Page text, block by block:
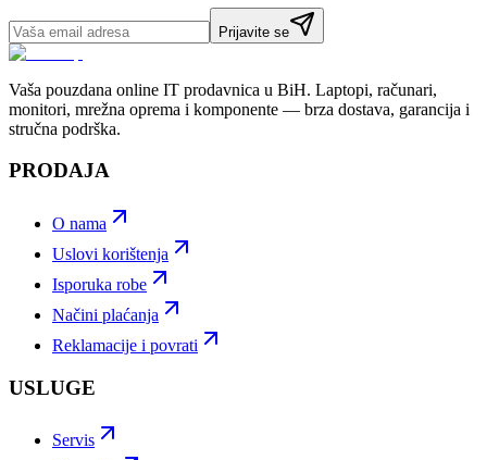
Prijavite se
Vaša pouzdana online IT prodavnica u BiH. Laptopi, računari,
monitori, mrežna oprema i komponente — brza dostava, garancija i
stručna podrška.
PRODAJA
O nama
Uslovi korištenja
Isporuka robe
Načini plaćanja
Reklamacije i povrati
USLUGE
Servis